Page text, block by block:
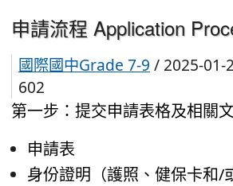
申請流程 Application
國際國中Grade 7-9 / 2025-01-
602
第一步：提交申請表格及相關
申請表
身份證明（護照、健保卡和/